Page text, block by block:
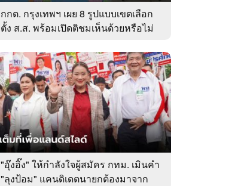
กกต. กรุงเทพฯ เผย 8 รูปแบบเขตเลือก
ตั้ง ส.ส. พร้อมเปิดติชมเห็นด้วยหรือไม่
"อุ๊งอิ๊ง" ให้กำลังใจผู้สมัคร กทม. เมินคำ
"ลุงป้อม" แคนดิเดตนายกต้องมาจาก